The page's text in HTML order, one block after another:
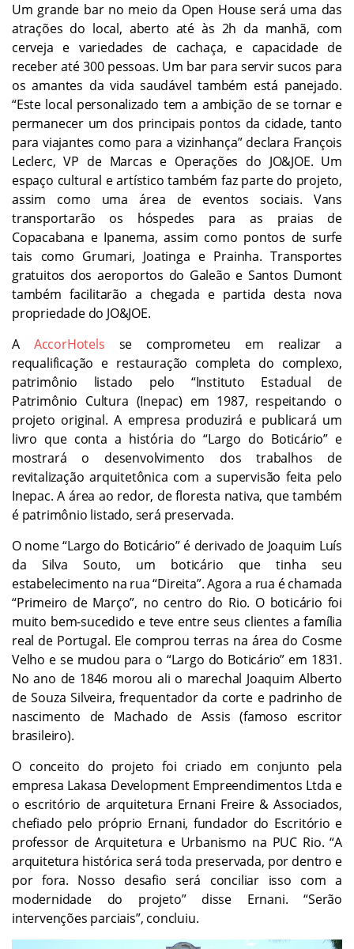
Um grande bar no meio da Open House será uma das
atrações do local, aberto até às 2h da manhã, com
cerveja e variedades de cachaça, e capacidade de
receber até 300 pessoas. Um bar para servir sucos para
os amantes da vida saudável também está panejado.
“Este local personalizado tem a ambição de se tornar e
permanecer um dos principais pontos da cidade, tanto
para viajantes como para a vizinhança” declara François
Leclerc, VP de Marcas e Operações do JO&JOE. Um
espaço cultural e artístico também faz parte do projeto,
assim como uma área de eventos sociais. Vans
transportarão os hóspedes para as praias de
Copacabana e Ipanema, assim como pontos de surfe
tais como Grumari, Joatinga e Prainha. Transportes
gratuitos dos aeroportos do Galeão e Santos Dumont
também facilitarão a chegada e partida desta nova
propriedade do JO&JOE.
A AccorHotels se comprometeu em realizar a
requalificação e restauração completa do complexo,
patrimônio listado pelo “Instituto Estadual de
Patrimônio Cultura (Inepac) em 1987, respeitando o
projeto original. A empresa produzirá e publicará um
livro que conta a história do “Largo do Boticário” e
mostrará o desenvolvimento dos trabalhos de
revitalização arquitetônica com a supervisão feita pelo
Inepac. A área ao redor, de floresta nativa, que também
é patrimônio listado, será preservada.
O nome “Largo do Boticário” é derivado de Joaquim Luís
da Silva Souto, um boticário que tinha seu
estabelecimento na rua “Direita”. Agora a rua é chamada
“Primeiro de Março”, no centro do Rio. O boticário foi
muito bem-sucedido e teve entre seus clientes a família
real de Portugal. Ele comprou terras na área do Cosme
Velho e se mudou para o “Largo do Boticário” em 1831.
No ano de 1846 morou ali o marechal Joaquim Alberto
de Souza Silveira, frequentador da corte e padrinho de
nascimento de Machado de Assis (famoso escritor
brasileiro).
O conceito do projeto foi criado em conjunto pela
empresa Lakasa Development Empreendimentos Ltda e
o escritório de arquitetura Ernani Freire & Associados,
chefiado pelo próprio Ernani, fundador do Escritório e
professor de Arquitetura e Urbanismo na PUC Rio. “A
arquitetura histórica será toda preservada, por dentro e
por fora. Nosso desafio será conciliar isso com a
modernidade do projeto” disse Ernani. “Serão
intervenções parciais”, concluiu.